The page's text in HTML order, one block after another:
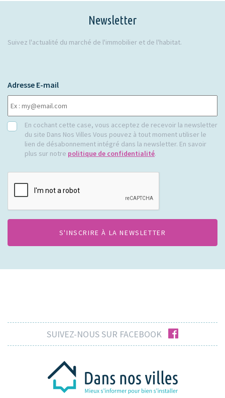
Newsletter
Suivez l'actualité du marché de l'immobilier et de l'habitat.
Adresse E-mail
RGPDEn cochant cette case, vous acceptez de recevoir la newsletter
du site Dans Nos Villes Vous pouvez à tout moment utiliser le
lien de désabonnement intégré dans la newsletter. En savoir
plus sur notre politique de confidentialité.
CAPTCHA
SUIVEZ-NOUS SUR FACEBOOK facebook